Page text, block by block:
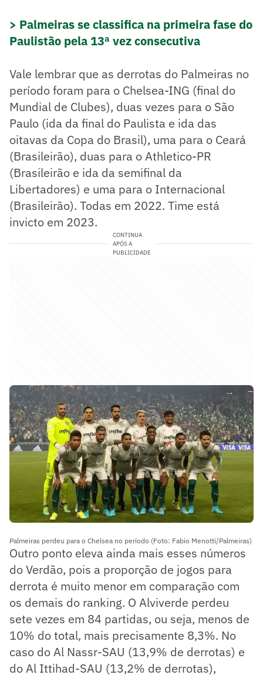
> Palmeiras se classifica na primeira fase do
Paulistão pela 13ª vez consecutiva
Vale lembrar que as derrotas do Palmeiras no
período foram para o Chelsea-ING (final do
Mundial de Clubes), duas vezes para o São
Paulo (ida da final do Paulista e ida das
oitavas da Copa do Brasil), uma para o Ceará
(Brasileirão), duas para o Athletico-PR
(Brasileirão e ida da semifinal da
Libertadores) e uma para o Internacional
(Brasileirão). Todas em 2022. Time está
invicto em 2023.
CONTINUA
APÓS A
PUBLICIDADE
Palmeiras perdeu para o Chelsea no período (Foto: Fabio Menotti/Palmeiras)
Outro ponto eleva ainda mais esses números
do Verdão, pois a proporção de jogos para
derrota é muito menor em comparação com
os demais do ranking. O Alviverde perdeu
sete vezes em 84 partidas, ou seja, menos de
10% do total, mais precisamente 8,3%. No
caso do Al Nassr-SAU (13,9% de derrotas) e
do Al Ittihad-SAU (13,2% de derrotas),